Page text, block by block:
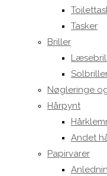
Tasker
Briller
Nøgleringe
Hårpynt
Andet
Papirvarer